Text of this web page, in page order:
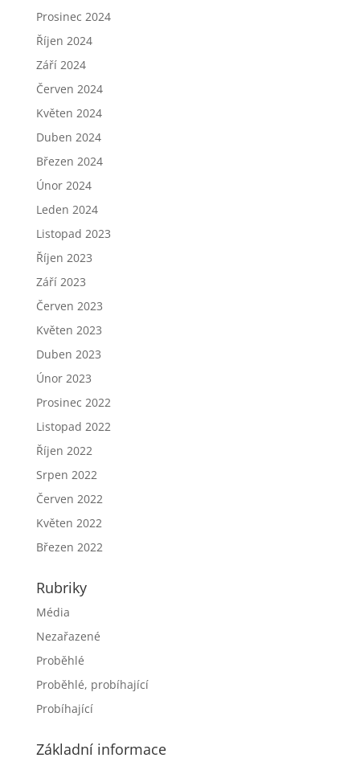
Prosinec 2024
Říjen 2024
Září 2024
Červen 2024
Květen 2024
Duben 2024
Březen 2024
Únor 2024
Leden 2024
Listopad 2023
Říjen 2023
Září 2023
Červen 2023
Květen 2023
Duben 2023
Únor 2023
Prosinec 2022
Listopad 2022
Říjen 2022
Srpen 2022
Červen 2022
Květen 2022
Březen 2022
Rubriky
Média
Nezařazené
Proběhlé
Proběhlé, probíhající
Probíhající
Základní informace